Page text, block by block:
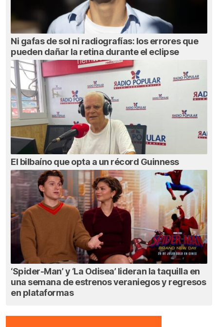
Ni gafas de sol ni radiografías: los errores que
pueden dañar la retina durante el eclipse
El bilbaíno que opta a un récord Guinness
‘Spider-Man’ y ‘La Odisea’ lideran la taquilla en
una semana de estrenos veraniegos y regresos
en plataformas